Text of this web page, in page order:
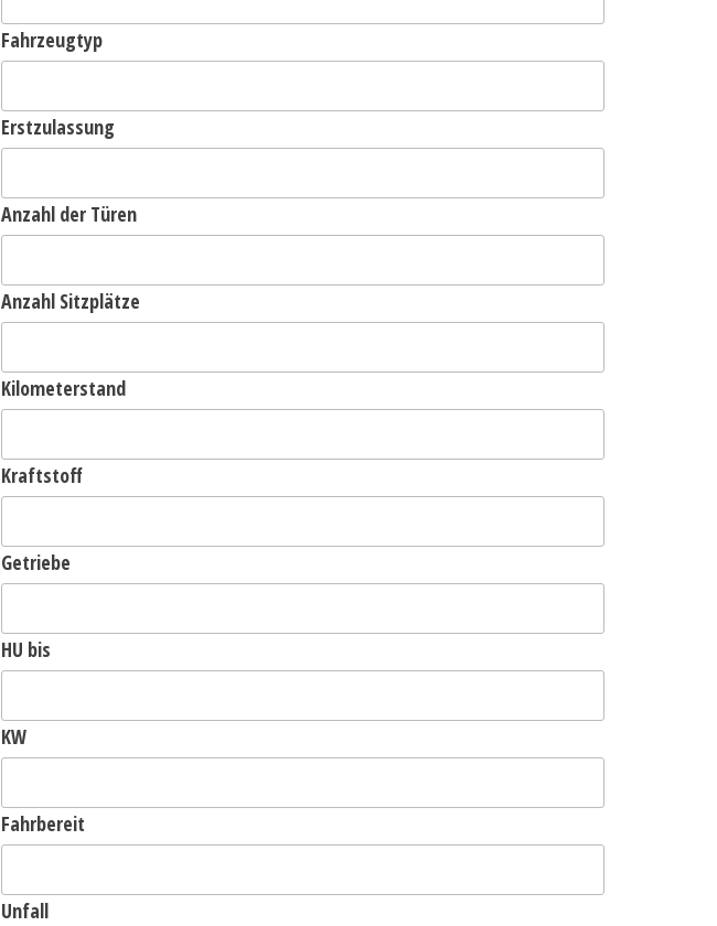
Fahrzeugtyp
Erstzulassung
Anzahl der Türen
Anzahl Sitzplätze
Kilometerstand
Kraftstoff
Getriebe
HU bis
KW
Fahrbereit
Unfall